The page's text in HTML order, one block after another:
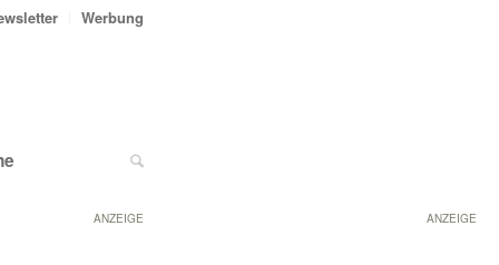
ANZEIGE
Werbung
ANZEIGE